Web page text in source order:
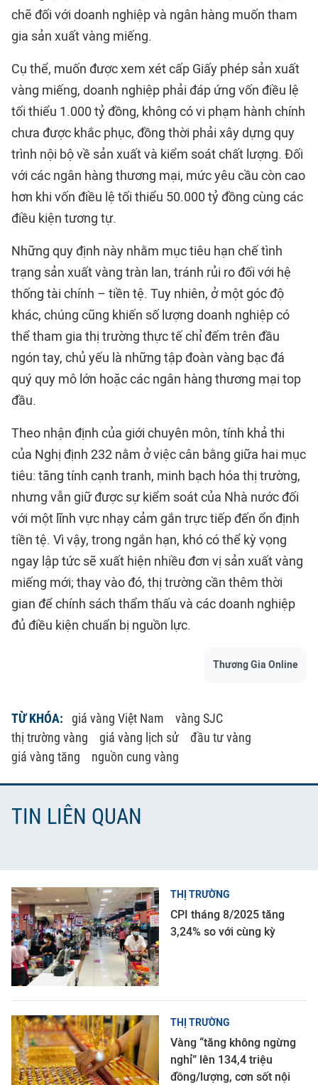
chẽ đối với doanh nghiệp và ngân hàng muốn tham
gia sản xuất vàng miếng.
Cụ thể, muốn được xem xét cấp Giấy phép sản xuất
vàng miếng, doanh nghiệp phải đáp ứng vốn điều lệ
tối thiểu 1.000 tỷ đồng, không có vi phạm hành chính
chưa được khắc phục, đồng thời phải xây dựng quy
trình nội bộ về sản xuất và kiểm soát chất lượng. Đối
với các ngân hàng thương mại, mức yêu cầu còn cao
hơn khi vốn điều lệ tối thiểu 50.000 tỷ đồng cùng các
điều kiện tương tự.
Những quy định này nhằm mục tiêu hạn chế tình
trạng sản xuất vàng tràn lan, tránh rủi ro đối với hệ
thống tài chính – tiền tệ. Tuy nhiên, ở một góc độ
khác, chúng cũng khiến số lượng doanh nghiệp có
thể tham gia thị trường thực tế chỉ đếm trên đầu
ngón tay, chủ yếu là những tập đoàn vàng bạc đá
quý quy mô lớn hoặc các ngân hàng thương mại top
đầu.
Theo nhận định của giới chuyên môn, tính khả thi
của Nghị định 232 nằm ở việc cân bằng giữa hai mục
tiêu: tăng tính cạnh tranh, minh bạch hóa thị trường,
nhưng vẫn giữ được sự kiểm soát của Nhà nước đối
với một lĩnh vực nhạy cảm gắn trực tiếp đến ổn định
tiền tệ. Vì vậy, trong ngắn hạn, khó có thể kỳ vọng
ngay lập tức sẽ xuất hiện nhiều đơn vị sản xuất vàng
miếng mới; thay vào đó, thị trường cần thêm thời
gian để chính sách thẩm thấu và các doanh nghiệp
đủ điều kiện chuẩn bị nguồn lực.
Thương Gia Online
TỪ KHÓA: giá vàng Việt Nam
vàng SJC
thị trường vàng
giá vàng lịch sử
đầu tư vàng
giá vàng tăng
nguồn cung vàng
TIN LIÊN QUAN
THỊ TRƯỜNG
CPI tháng 8/2025 tăng
3,24% so với cùng kỳ
THỊ TRƯỜNG
Vàng “tăng không ngừng
nghỉ” lên 134,4 triệu
đồng/lượng, cơn sốt nội